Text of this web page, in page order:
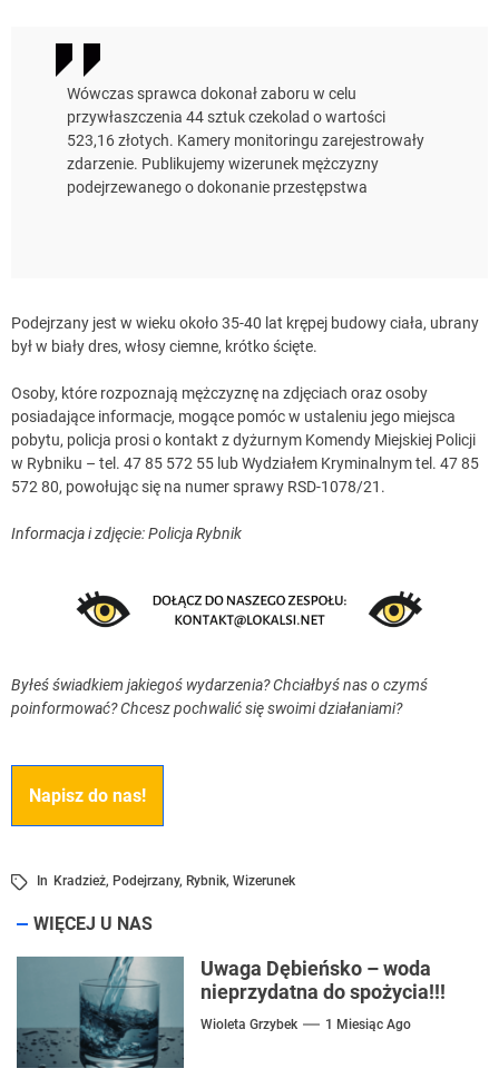
Wówczas sprawca dokonał zaboru w celu
przywłaszczenia 44 sztuk czekolad o wartości
523,16 złotych. Kamery monitoringu zarejestrowały
zdarzenie. Publikujemy wizerunek mężczyzny
podejrzewanego o dokonanie przestępstwa
Podejrzany jest w wieku około 35-40 lat krępej budowy ciała, ubrany
był w biały dres, włosy ciemne, krótko ścięte.
Osoby, które rozpoznają mężczyznę na zdjęciach oraz osoby
posiadające informacje, mogące pomóc w ustaleniu jego miejsca
pobytu, policja prosi o kontakt z dyżurnym Komendy Miejskiej Policji
w Rybniku – tel. 47 85 572 55 lub Wydziałem Kryminalnym tel. 47 85
572 80, powołując się na numer sprawy RSD-1078/21.
Informacja i zdjęcie: Policja Rybnik
Byłeś świadkiem jakiegoś wydarzenia? Chciałbyś nas o czymś
poinformować? Chcesz pochwalić się swoimi działaniami?
Napisz do nas!
In Kradzież, Podejrzany, Rybnik, Wizerunek
WIĘCEJ U NAS
Uwaga Dębieńsko – woda
nieprzydatna do spożycia!!!
Wioleta Grzybek 1 Miesiąc Ago